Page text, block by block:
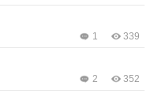
339
1
352
2